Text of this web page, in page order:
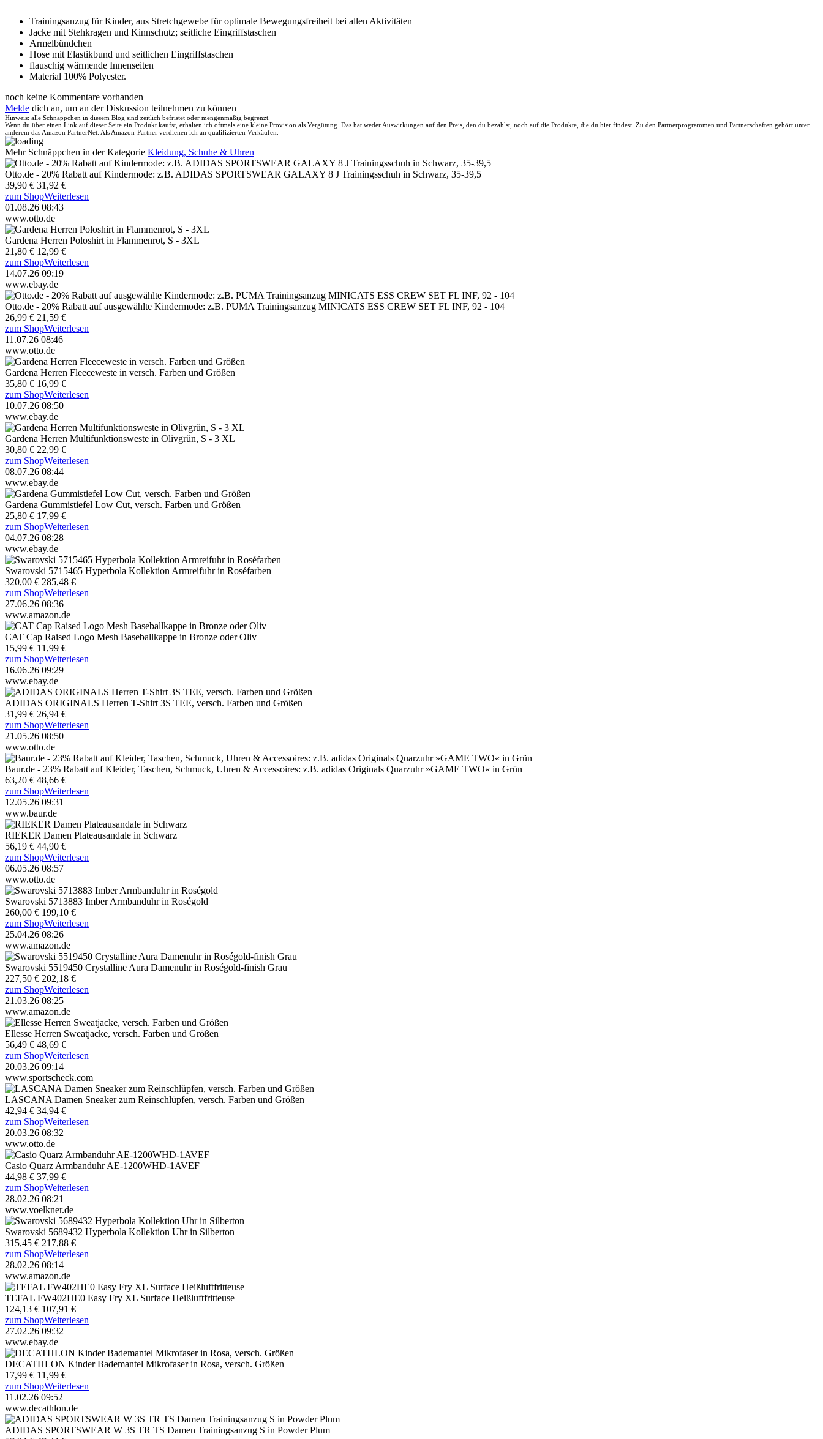
Trainingsanzug für Kinder, aus Stretchgewebe für optimale Bewegungsfreiheit bei allen Aktivitäten
Jacke mit Stehkragen und Kinnschutz; seitliche Eingriffstaschen
Armelbündchen
Hose mit Elastikbund und seitlichen Eingriffstaschen
flauschig wärmende Innenseiten
Material 100% Polyester.
noch keine Kommentare vorhanden
Melde dich an, um an der Diskussion teilnehmen zu können
Hinweis: alle Schnäppchen in diesem Blog sind zeitlich befristet oder mengenmäßig begrenzt.
Wenn du über einen Link auf dieser Seite ein Produkt kaufst, erhalten ich oftmals eine kleine Provision als Vergütung. Das hat weder Auswirkungen auf den Preis, den du bezahlst, noch auf die Produkte, die du hier findest. Zu den Partnerprogrammen und Partnerschaften gehört unter
anderem das Amazon PartnerNet. Als Amazon-Partner verdienen ich an qualifizierten Verkäufen.
Mehr Schnäppchen in der Kategorie Kleidung, Schuhe & Uhren
Otto.de - 20% Rabatt auf Kindermode: z.B. ADIDAS SPORTSWEAR GALAXY 8 J Trainingsschuh in Schwarz, 35-39,5
39,90 € 31,92 €
zum ShopWeiterlesen
01.08.26 08:43
www.otto.de
Gardena Herren Poloshirt in Flammenrot, S - 3XL
21,80 € 12,99 €
zum ShopWeiterlesen
14.07.26 09:19
www.ebay.de
Otto.de - 20% Rabatt auf ausgewählte Kindermode: z.B. PUMA Trainingsanzug MINICATS ESS CREW SET FL INF, 92 - 104
26,99 € 21,59 €
zum ShopWeiterlesen
11.07.26 08:46
www.otto.de
Gardena Herren Fleeceweste in versch. Farben und Größen
35,80 € 16,99 €
zum ShopWeiterlesen
10.07.26 08:50
www.ebay.de
Gardena Herren Multifunktionsweste in Olivgrün, S - 3 XL
30,80 € 22,99 €
zum ShopWeiterlesen
08.07.26 08:44
www.ebay.de
Gardena Gummistiefel Low Cut, versch. Farben und Größen
25,80 € 17,99 €
zum ShopWeiterlesen
04.07.26 08:28
www.ebay.de
Swarovski 5715465 Hyperbola Kollektion Armreifuhr in Roséfarben
320,00 € 285,48 €
zum ShopWeiterlesen
27.06.26 08:36
www.amazon.de
CAT Cap Raised Logo Mesh Baseballkappe in Bronze oder Oliv
15,99 € 11,99 €
zum ShopWeiterlesen
16.06.26 09:29
www.ebay.de
ADIDAS ORIGINALS Herren T-Shirt 3S TEE, versch. Farben und Größen
31,99 € 26,94 €
zum ShopWeiterlesen
21.05.26 08:50
www.otto.de
Baur.de - 23% Rabatt auf Kleider, Taschen, Schmuck, Uhren & Accessoires: z.B. adidas Originals Quarzuhr »GAME TWO« in Grün
63,20 € 48,66 €
zum ShopWeiterlesen
12.05.26 09:31
www.baur.de
RIEKER Damen Plateausandale in Schwarz
56,19 € 44,90 €
zum ShopWeiterlesen
06.05.26 08:57
www.otto.de
Swarovski 5713883 Imber Armbanduhr in Roségold
260,00 € 199,10 €
zum ShopWeiterlesen
25.04.26 08:26
www.amazon.de
Swarovski 5519450 Crystalline Aura Damenuhr in Roségold-finish Grau
227,50 € 202,18 €
zum ShopWeiterlesen
21.03.26 08:25
www.amazon.de
Ellesse Herren Sweatjacke, versch. Farben und Größen
56,49 € 48,69 €
zum ShopWeiterlesen
20.03.26 09:14
www.sportscheck.com
LASCANA Damen Sneaker zum Reinschlüpfen, versch. Farben und Größen
42,94 € 34,94 €
zum ShopWeiterlesen
20.03.26 08:32
www.otto.de
Casio Quarz Armbanduhr AE-1200WHD-1AVEF
44,98 € 37,99 €
zum ShopWeiterlesen
28.02.26 08:21
www.voelkner.de
Swarovski 5689432 Hyperbola Kollektion Uhr in Silberton
315,45 € 217,88 €
zum ShopWeiterlesen
28.02.26 08:14
www.amazon.de
TEFAL FW402HE0 Easy Fry XL Surface Heißluftfritteuse
124,13 € 107,91 €
zum ShopWeiterlesen
27.02.26 09:32
www.ebay.de
DECATHLON Kinder Bademantel Mikrofaser in Rosa, versch. Größen
17,99 € 11,99 €
zum ShopWeiterlesen
11.02.26 09:52
www.decathlon.de
ADIDAS SPORTSWEAR W 3S TR TS Damen Trainingsanzug S in Powder Plum